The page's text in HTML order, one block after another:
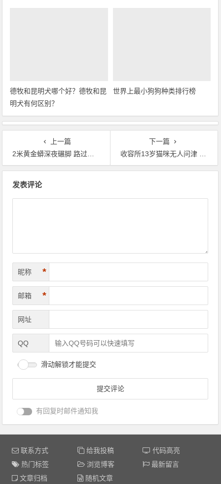
德牧和昆明犬哪个好？德牧和昆
明犬有何区别？
世界上最小狗狗种类排行榜
上一篇
2米黄金蟒深夜碾脚 路过警察被吓一阵冷汗
下一篇
收容所13岁猫咪无人问津 老人来收养直接跳腿撒娇
发表评论
昵称 *
邮箱 *
网址
QQ
滑动解锁才能提交
有回复时邮件通知我
联系方式 给我投稿
代码高亮
热门标签
浏览博客
最新留言
文章归档
随机文章